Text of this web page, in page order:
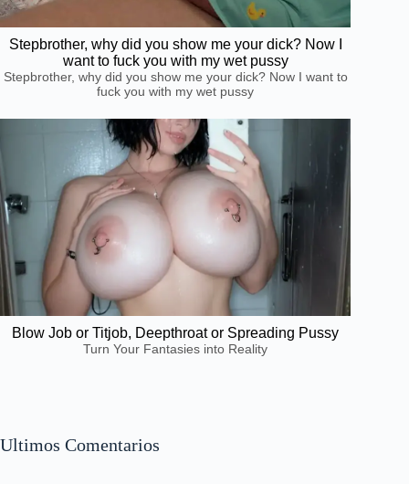
Stepbrother, why did you show me your dick? Now I
want to fuck you with my wet pussy
Stepbrother, why did you show me your dick? Now I want to
fuck you with my wet pussy
Blow Job or Titjob, Deepthroat or Spreading Pussy
Turn Your Fantasies into Reality
Ultimos Comentarios